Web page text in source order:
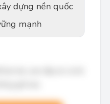
dựng nền quốc
mạnh